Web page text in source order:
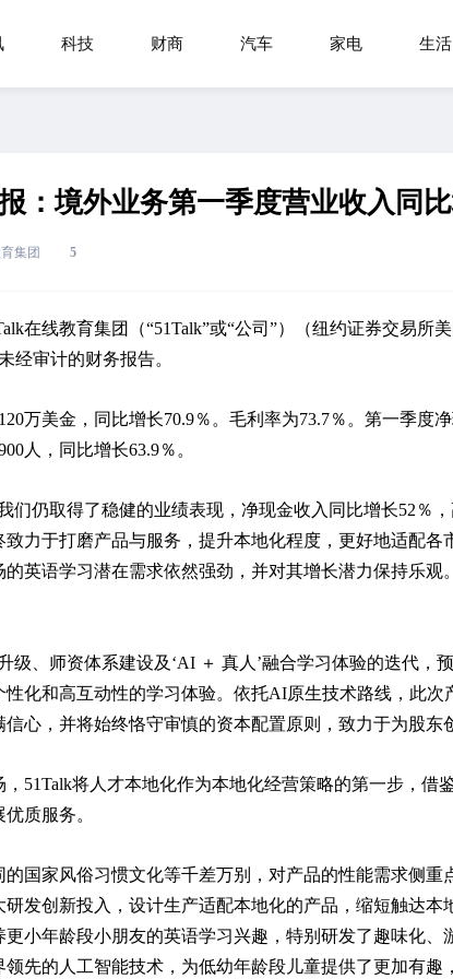
科技 财商 汽车 家电 生活
：境外业务第一季度营业收入同
集团 5
在线教育集团（“51Talk”或“公司”）（纽约证券交易所
经审计的财务报告。
万美金，同比增长70.9％。毛利率为73.7％。第一季度
人，同比增长63.9％。
们仍取得了稳健的业绩表现，净现金收入同比增长52％
力于打磨产品与服务，提升本地化程度，更好地适配各
英语学习潜在需求依然强劲，并对其增长潜力保持乐观
级、师资体系建设及‘AI ＋ 真人’融合学习体验的迭代，
化和高互动性的学习体验。依托AI原生技术路线，此次
心，并将始终恪守审慎的资本配置原则，致力于为股东
51Talk将人才本地化作为本地化经营策略的第一步，借
质服务。
国家风俗习惯文化等千差万别，对产品的性能需求侧重
发创新投入，设计生产适配本地化的产品，缩短触达本
小年龄段小朋友的英语学习兴趣，特别研发了趣味化、
先的人工智能技术，为低幼年龄段儿童提供了更加有趣